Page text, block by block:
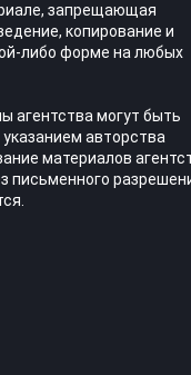
запрещающая
копирование и
либо форме на любых
агентства могут быть
авторства
материалов
письменного